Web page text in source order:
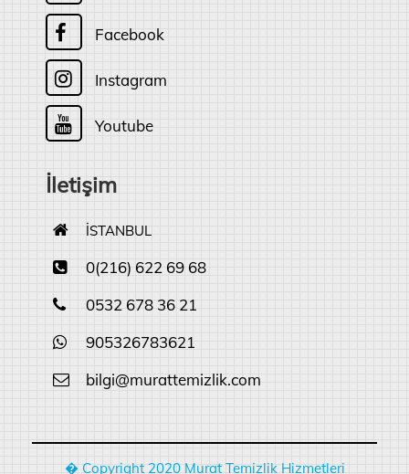
Facebook
Instagram
Youtube
İletişim
İSTANBUL
0(216) 622 69 68
0532 678 36 21
905326783621
bilgi@murattemizlik.com
� Copyright 2020 Murat Temizlik Hizmetleri